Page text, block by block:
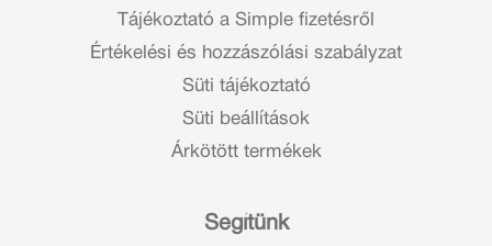
Tájékoztató a Simple fizetésről
Értékelési és hozzászólási szabályzat
Süti tájékoztató
Süti beállítások
Árkötött termékek
Segítünk